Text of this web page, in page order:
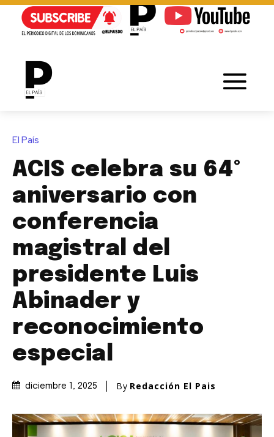
El País
ACIS celebra su 64º
aniversario con
conferencia
magistral del
presidente Luis
Abinader y
reconocimiento
especial
diciembre 1, 2025 By Redacción El Pais